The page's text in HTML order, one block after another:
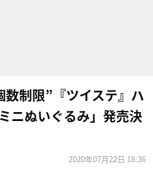
数制限”『ツイステ』ハ
ニぬいぐるみ」発売決
2020年07月22日 18:36